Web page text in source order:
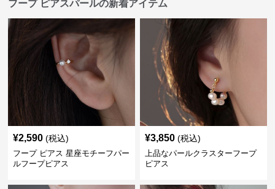
フープ ピアスパールの新着アイテム
¥2,590 (税込)
フープ ピアス 星座モチーフパー
ルフープピアス
¥3,850 (税込)
上品なパールクラスターフープ
ピアス